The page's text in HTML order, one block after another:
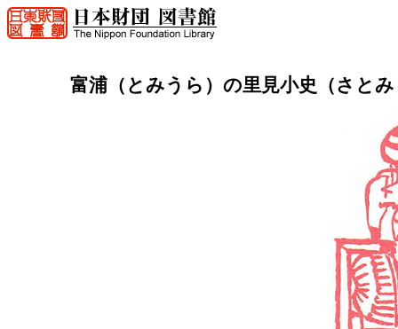
富浦（とみうら）の里見小史（さと